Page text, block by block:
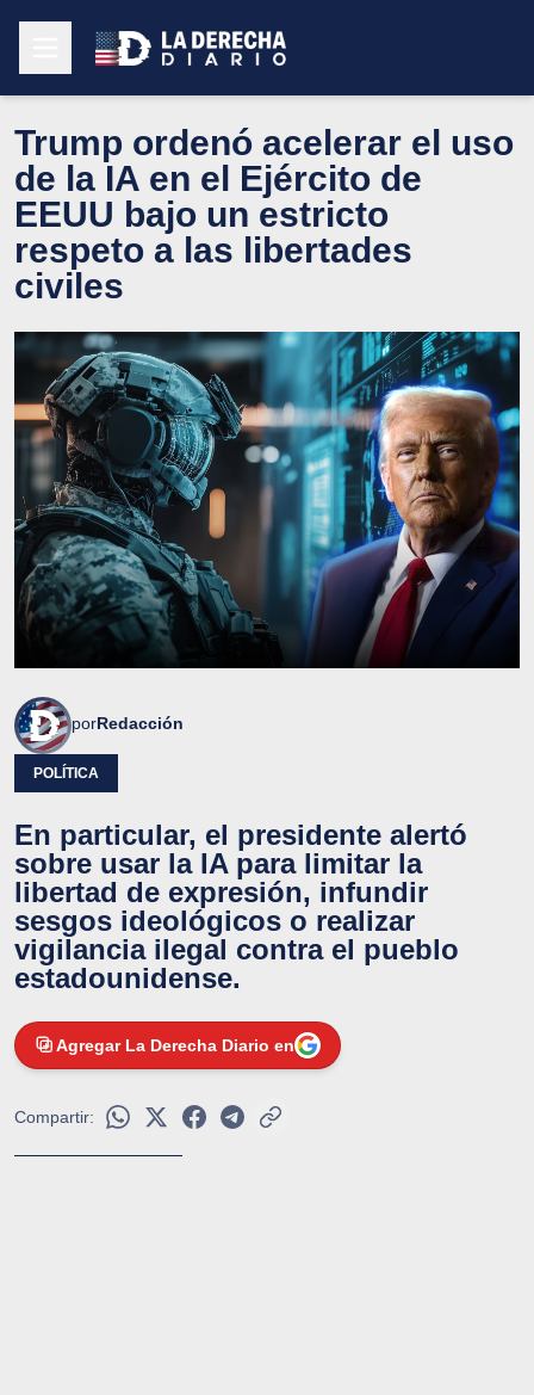
Trump ordenó acelerar el uso
de la IA en el Ejército de
EEUU bajo un estricto
respeto a las libertades
civiles
porRedacción
POLÍTICA
En particular, el presidente alertó
sobre usar la IA para limitar la
libertad de expresión, infundir
sesgos ideológicos o realizar
vigilancia ilegal contra el pueblo
estadounidense.
Agregar La Derecha Diario en
Compartir: